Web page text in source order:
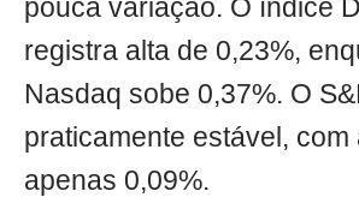
pouca variação. O índice
registra alta de 0,23%,
Nasdaq sobe 0,37%. O
praticamente estável, com
apenas 0,09%.